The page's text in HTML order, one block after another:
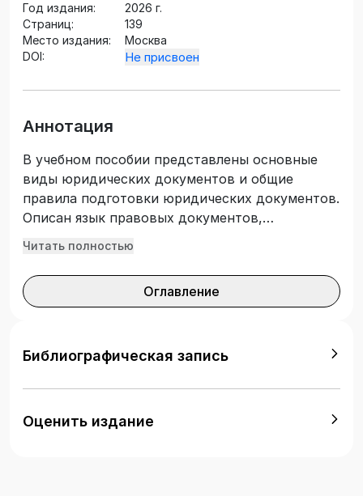
Год издания:
2026 г.
Страниц:
139
Место издания:
Москва
DOI:
Не присвоен
Аннотация
В учебном пособии представлены основные
виды юридических документов и общие
правила подготовки юридических документов.
Описан язык правовых документов,
особенности подготовки
правоприменительных документов как вида
юридических документов. Подготовлено в
стандартом высшего образования.
«Практикум по составлению юридических
документов», «Практикум подготовки
юридических документов» студентами
Читать полностью
Оглавление
Библиографическая запись
Оценить издание